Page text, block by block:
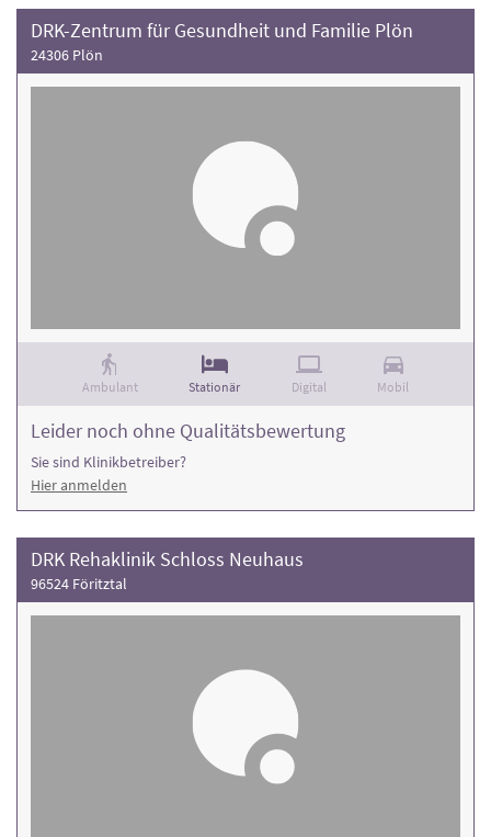
DRK-Zentrum für Gesundheit und Familie Plön
24306 Plön
Ambulant Stationär Digital Mobil
Leider noch ohne Qualitätsbewertung
Sie sind Klinikbetreiber?
Hier anmelden
DRK Rehaklinik Schloss Neuhaus
96524 Föritztal